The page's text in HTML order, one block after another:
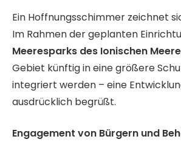
Ein Hoffnungsschimmer zeichnet
Im Rahmen der geplanten
Meeresparks des Ionischen
Gebiet künftig in eine größere
integriert werden – eine
ausdrücklich begrüßt.
Engagement von Bürgern und